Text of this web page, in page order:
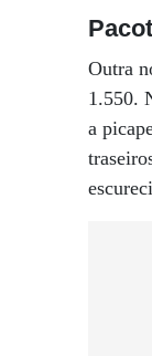
Outra
1.550.
a